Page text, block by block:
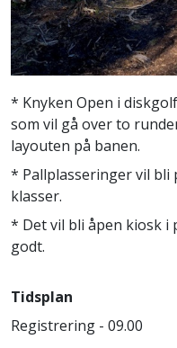
* Knyken Open i
som vil gå over to
layouten på banen.
* Pallplasseringer vil bli
klasser.
* Det vil bli åpen kiosk i
godt.
Tidsplan
Registrering - 09.00